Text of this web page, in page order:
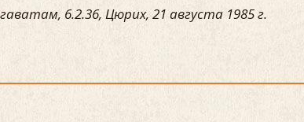
6.2.36, Цюрих, 21 августа 1985 г.